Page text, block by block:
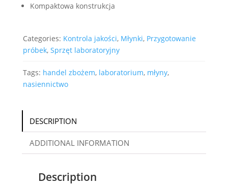
Kompaktowa konstrukcja
Categories: Kontrola jakości, Młynki, Przygotowanie
próbek, Sprzęt laboratoryjny
Tags: handel zbożem, laboratorium, młyny,
nasiennictwo
DESCRIPTION
ADDITIONAL INFORMATION
Description